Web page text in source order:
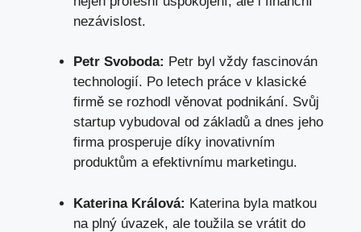
‌nezávislost.
Petr Svoboda: Petr byl vždy fascinován
technologií. Po letech práce v klasické
firmě se rozhodl věnovat ⁤podnikání. Svůj
startup vybudoval od základů ⁤a dnes jeho
firma prosperuje díky inovativním
produktům a efektivnímu marketingu.
Katerina Králová: Katerina byla matkou
na plný⁤ úvazek, ale toužila se vrátit⁣ do